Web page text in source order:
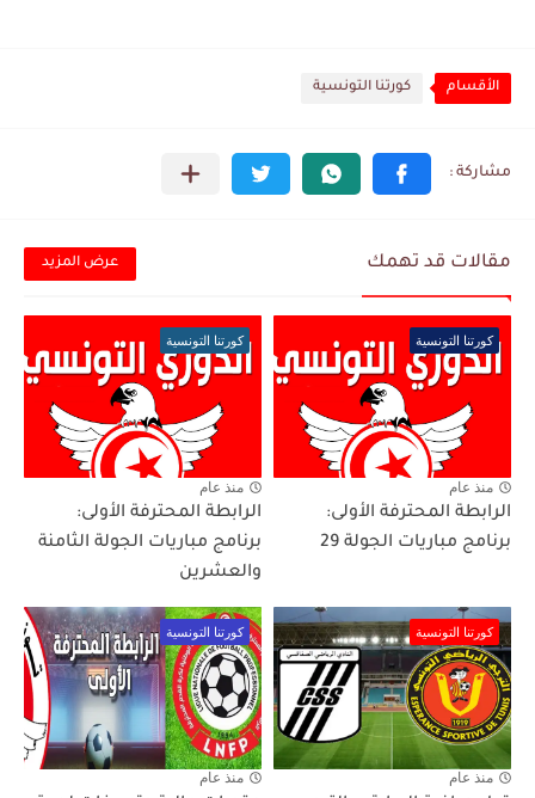
الأقسام كورتنا التونسية
مقالات قد تهمك عرض المزيد
كورتنا التونسية
منذ عام
الرابطة المحترفة الأولى:
برنامج مباريات الجولة 29
كورتنا التونسية
منذ عام
الرابطة المحترفة الأولى:
برنامج مباريات الجولة الثامنة
والعشرين
كورتنا التونسية
منذ عام
كورتنا التونسية
منذ عام